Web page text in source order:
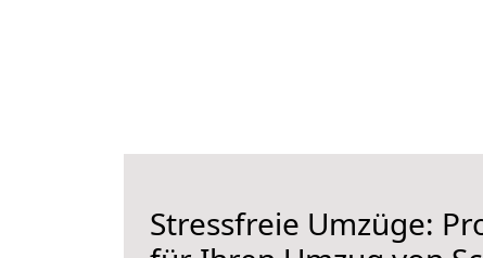
Stressfreie Umzüge: